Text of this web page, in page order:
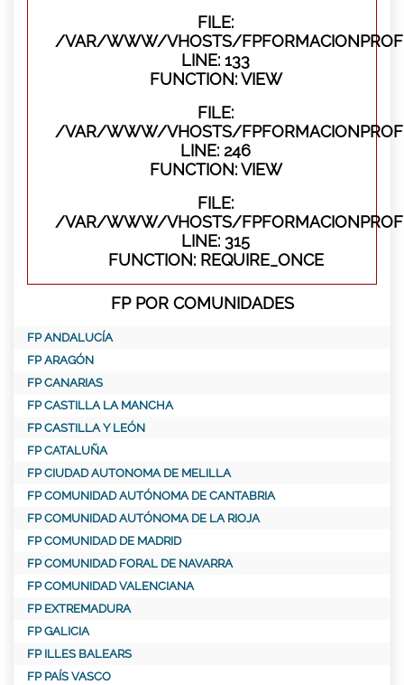
FILE:
/VAR/WWW/VHOSTS/
LINE: 133
FUNCTION: VIEW
FILE:
/VAR/WWW/VHOSTS/
LINE: 246
FUNCTION: VIEW
FILE:
/VAR/WWW/VHOSTS/
LINE: 315
FUNCTION: REQUIRE_ONCE
FP POR COMUNIDADES
FP ANDALUCÍA
FP ARAGÓN
FP CANARIAS
FP CASTILLA LA MANCHA
FP CASTILLA Y LEÓN
FP CATALUÑA
FP CIUDAD AUTONOMA DE MELILLA
FP COMUNIDAD AUTÓNOMA DE CANTABRIA
FP COMUNIDAD AUTÓNOMA DE LA RIOJA
FP COMUNIDAD DE MADRID
FP COMUNIDAD FORAL DE NAVARRA
FP COMUNIDAD VALENCIANA
FP EXTREMADURA
FP GALICIA
FP ILLES BALEARS
FP PAÍS VASCO